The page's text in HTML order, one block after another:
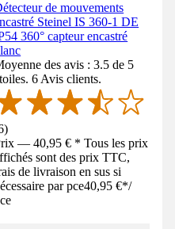
de mouvements
Steinel IS 360-1 DE
360° capteur encastré
des avis : 3.5 de 5
6 Avis clients.
)
— 40,95 € * Tous les prix
sont des prix TTC,
de livraison en sus si
par pce40,95 €*/